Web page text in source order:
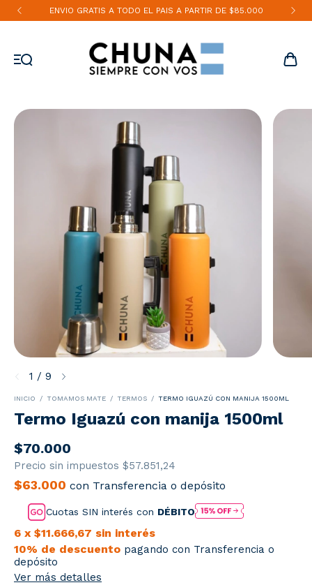
ENVIO GRATIS A TODO EL PAIS A PARTIR DE $85.000
1 / 9
INICIO / TOMAMOS MATE / TERMOS / TERMO IGUAZÚ CON MANIJA 1500ML
Termo Iguazú con manija 1500ml
$70.000
Precio sin impuestos $57.851,24
$63.000 con Transferencia o depósito
Cuotas SIN interés con DÉBITO
6 x $11.666,67 sin interés
10% de descuento pagando con Transferencia o
depósito
Ver más detalles